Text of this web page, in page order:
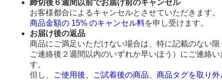
締切後６週間以前でお届け前のキャンセル
お客様都合によるキャンセルとさせていただきます。
商品金額の 15% のキャンセル料を申し受けます。
お届け後の返品
商品にご満足いただけない場合は、特に記載のない
ご連絡後２週間以内のいずれか早いほう）にご連絡
す。
但し、
ご使用後、ご試着後の商品、商品タグを取り